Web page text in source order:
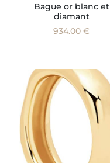
Bague or blanc et
diamant
934.00 €